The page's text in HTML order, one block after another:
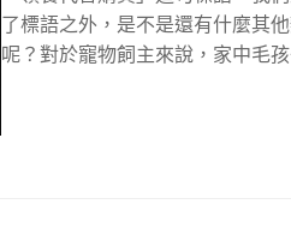
了標語之外，是不是還有什麼其
呢？對於寵物飼主來說，家中毛